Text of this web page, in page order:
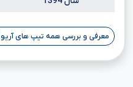
معرفی و بررسی همه تیپ های آریو S300